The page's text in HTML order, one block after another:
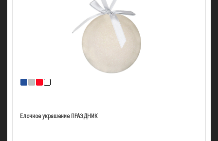
Елочное украшение ПРАЗДНИК